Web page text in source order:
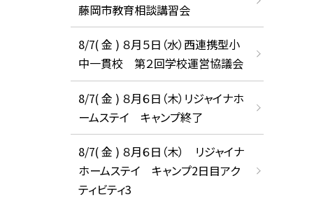
藤岡市教育相談講習会
8/7( 金 ) ８月５日（水）西連携型小
中一貫校 第２回学校運営協議会
8/7( 金 ) ８月６日（木）リジャイナホ
ームステイ キャンプ終了
8/7( 金 ) ８月６日（木） リジャイナ
ホームステイ キャンプ2日目アク
ティビティ3